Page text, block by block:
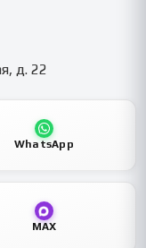
д. 22
WhatsApp
MAX